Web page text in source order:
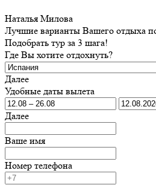
Наталья Милова
Лучшие варианты Вашего отдыха
Подобрать тур за 3 шага!
Где Вы хотите отдохнуть?
Далее
Удобные даты вылета
Далее
Ваше имя
Номер телефона